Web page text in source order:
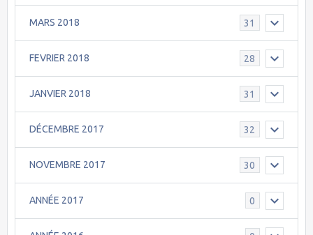
MARS 2018 31
FEVRIER 2018 28
JANVIER 2018 31
DÉCEMBRE 2017 32
NOVEMBRE 2017 30
ANNÉE 2017 0